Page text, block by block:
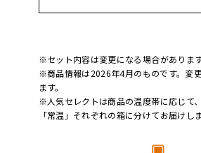
※セット内容は変更になる場合があります
※商品情報は2026年4月のものです。変
ます。
※人気セレクトは商品の温度帯に応じて
「常温」それぞれの箱に分けてお届けしま